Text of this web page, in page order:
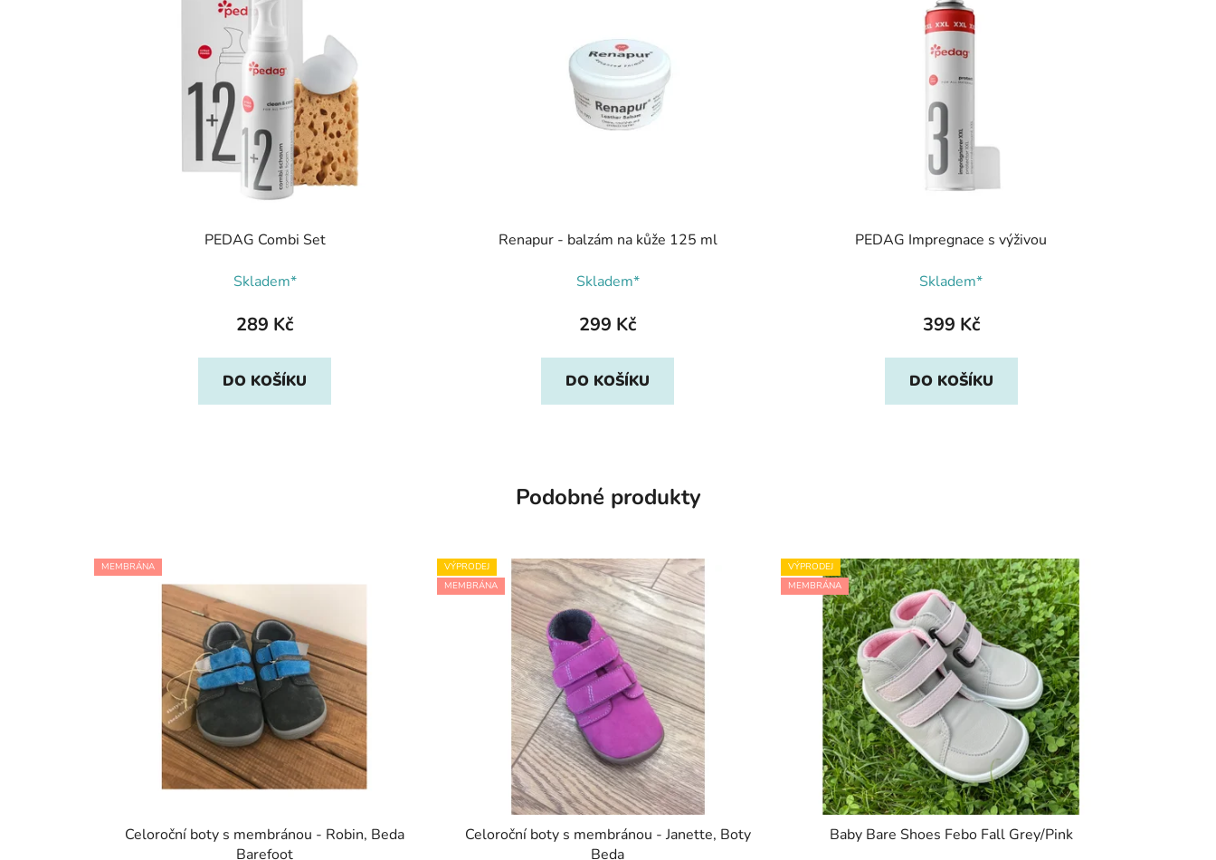
PEDAG Combi Set
Skladem*
289 Kč
DO KOŠÍKU
Renapur - balzám na kůže 125 ml
Skladem*
299 Kč
DO KOŠÍKU
PEDAG Impregnace s výživou
Skladem*
399 Kč
DO KOŠÍKU
Podobné produkty
MEMBRÁNA
Celoroční boty s membránou - Robin, Beda
Barefoot
VÝPRODEJ
MEMBRÁNA
Celoroční boty s membránou - Janette, Boty
Beda
VÝPRODEJ
MEMBRÁNA
Baby Bare Shoes Febo Fall Grey/Pink